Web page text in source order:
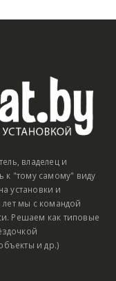
владелец и
к "тому самому" виду
установки и
лет мы с командой
Решаем как типовые
и др.)